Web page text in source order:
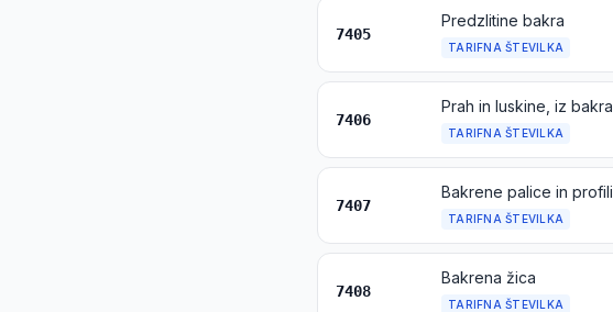
7405
Predzlitine bakra
TARIFNA ŠTEVILKA
7406
Prah in luskine, iz bakra
TARIFNA ŠTEVILKA
7407
Bakrene palice in profili
TARIFNA ŠTEVILKA
7408
Bakrena žica
TARIFNA ŠTEVILKA